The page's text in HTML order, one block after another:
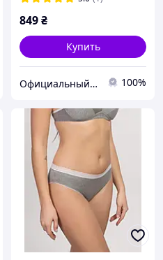
849₴
Купить
Официальный интернет магазин Сосницкой фабрики нижнего белья "ELITA" 100%